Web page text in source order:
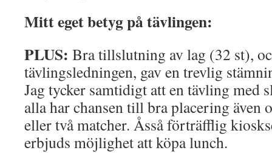
Mitt eget betyg på tävlingen:
PLUS: Bra tillslutning av lag (32 st),
tävlingsledningen, gav en trevlig
Jag tycker samtidigt att en tävling med
alla har chansen till bra placering även
eller två matcher. Åsså förträfflig
erbjuds möjlighet att köpa lunch.